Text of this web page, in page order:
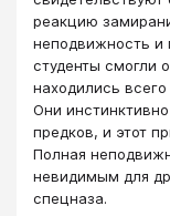
реакцию
неподвижность и
студенты смогли
находились
Они
предков, и этот
Полная
невидимым для
спецназа.